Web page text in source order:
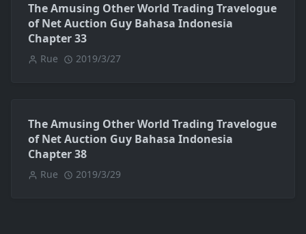
The Amusing Other World Trading Travelogue
of Net Auction Guy Bahasa Indonesia
Chapter 33
Rue 2019/3/27
The Amusing Other World Trading Travelogue
of Net Auction Guy Bahasa Indonesia
Chapter 38
Rue 2019/3/29